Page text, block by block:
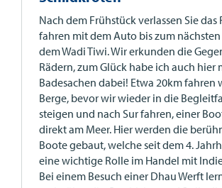
Nach dem Frühstück verlassen Sie das
fahren mit dem Auto bis zum
dem Wadi Tiwi. Wir erkunden die
Rädern, zum Glück habe ich auch hier
Badesachen dabei! Etwa 20km fahren
Berge, bevor wir wieder in die
steigen und nach Sur fahren, einer
direkt am Meer. Hier werden die
Boote gebaut, welche seit dem 4.
eine wichtige Rolle im Handel mit
Bei einem Besuch einer Dhau Werft